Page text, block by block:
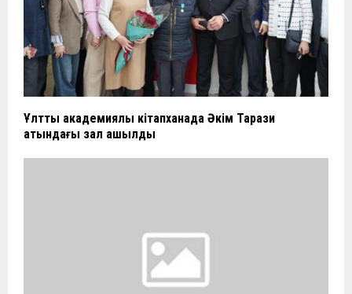
Ұлттық академиялық кітапханада Әкім Тарази
атындағы зал ашылды